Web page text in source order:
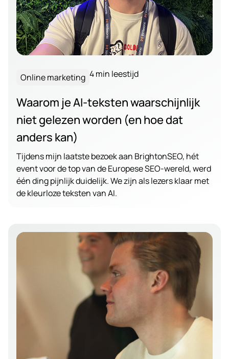
Online marketing 4 min leestijd
Waarom je AI-teksten waarschijnlijk
niet gelezen worden (en hoe dat
anders kan)
Tijdens mijn laatste bezoek aan BrightonSEO, hét
event voor de top van de Europese SEO-wereld, werd
één ding pijnlijk duidelijk. We zijn als lezers klaar met
de kleurloze teksten van AI.